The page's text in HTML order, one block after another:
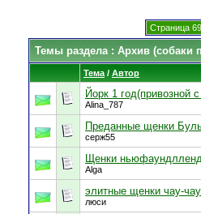
Страница
Темы раздела: Архив (собаки
Тема / Автор
Йорк 1 год(привозной
Alina_787
Преданные щенки
серж55
Щенки
Alga
элитные щенки чау-чау
люси